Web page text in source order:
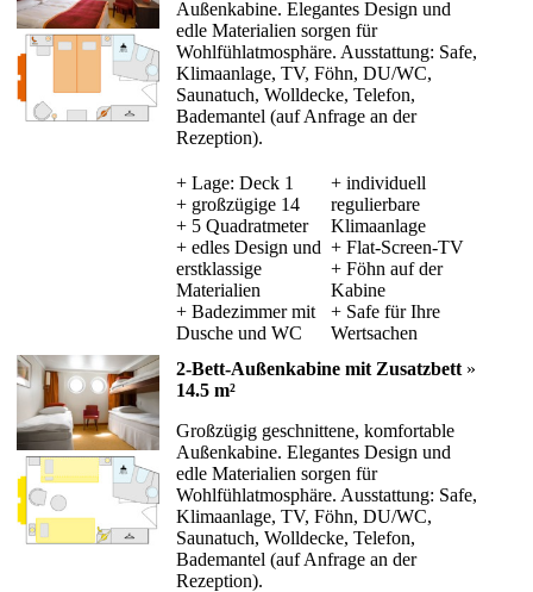
Außenkabine. Elegantes Design und
edle Materialien sorgen für
Wohlfühlatmosphäre. Ausstattung: Safe,
Klimaanlage, TV, Föhn, DU/WC,
Saunatuch, Wolldecke, Telefon,
Bademantel (auf Anfrage an der
Rezeption).
+ Lage: Deck 1
+ großzügige 14
+ 5 Quadratmeter
+ edles Design und
erstklassige
Materialien
+ Badezimmer mit
Dusche und WC
+ individuell
regulierbare
Klimaanlage
+ Flat-Screen-TV
+ Föhn auf der
Kabine
+ Safe für Ihre
Wertsachen
2-Bett-Außenkabine mit Zusatzbett »
14.5 m²
Großzügig geschnittene, komfortable
Außenkabine. Elegantes Design und
edle Materialien sorgen für
Wohlfühlatmosphäre. Ausstattung: Safe,
Klimaanlage, TV, Föhn, DU/WC,
Saunatuch, Wolldecke, Telefon,
Bademantel (auf Anfrage an der
Rezeption).